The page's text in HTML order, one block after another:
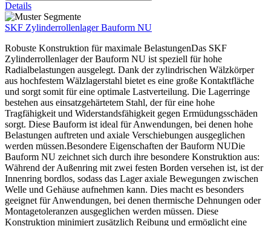
Details
SKF Zylinderrollenlager Bauform NU
Robuste Konstruktion für maximale BelastungenDas SKF
Zylinderrollenlager der Bauform NU ist speziell für hohe
Radialbelastungen ausgelegt. Dank der zylindrischen Wälzkörper
aus hochfestem Wälzlagerstahl bietet es eine große Kontaktfläche
und sorgt somit für eine optimale Lastverteilung. Die Lagerringe
bestehen aus einsatzgehärtetem Stahl, der für eine hohe
Tragfähigkeit und Widerstandsfähigkeit gegen Ermüdungsschäden
sorgt. Diese Bauform ist ideal für Anwendungen, bei denen hohe
Belastungen auftreten und axiale Verschiebungen ausgeglichen
werden müssen.Besondere Eigenschaften der Bauform NUDie
Bauform NU zeichnet sich durch ihre besondere Konstruktion aus:
Während der Außenring mit zwei festen Borden versehen ist, ist der
Innenring bordlos, sodass das Lager axiale Bewegungen zwischen
Welle und Gehäuse aufnehmen kann. Dies macht es besonders
geeignet für Anwendungen, bei denen thermische Dehnungen oder
Montagetoleranzen ausgeglichen werden müssen. Diese
Konstruktion minimiert zusätzlich Reibung und ermöglicht eine